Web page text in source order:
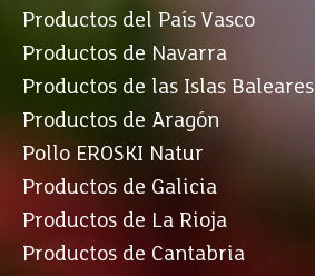
Productos del País Vasco
Productos de Navarra
Productos de las Islas Baleares
Productos de Aragón
Pollo EROSKI Natur
Productos de Galicia
Productos de La Rioja
Productos de Cantabria